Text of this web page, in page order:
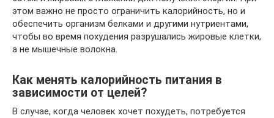
этом важно не просто ограничить калорийность, но и
обеспечить организм белками и другими нутриентами,
чтобы во время похудения разрушались жировые клетки,
а не мышечные волокна.
Как менять калорийность питания в
зависимости от целей?
В случае, когда человек хочет похудеть, потребуется